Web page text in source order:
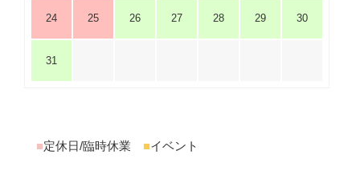
24 25 26 27 28 29 30
31
■定休日/臨時休業 ■イベント